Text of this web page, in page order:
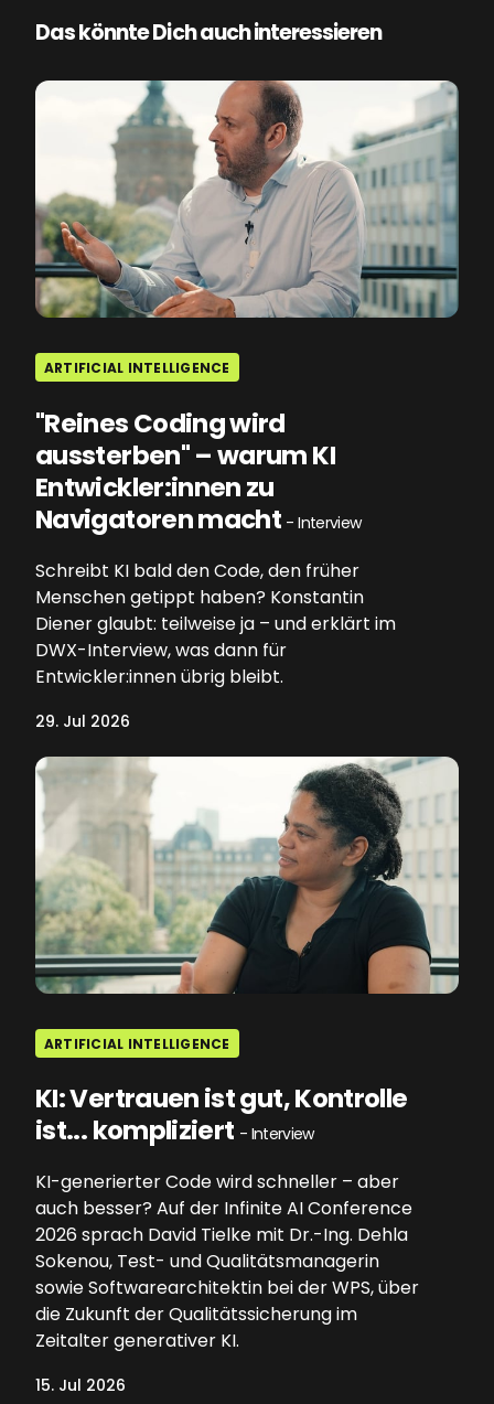
Das könnte Dich auch interessieren
ARTIFICIAL INTELLIGENCE
"Reines Coding wird
aussterben" – warum KI
Entwickler:innen zu
Navigatoren macht - Interview
Schreibt KI bald den Code, den früher
Menschen getippt haben? Konstantin
Diener glaubt: teilweise ja – und erklärt im
DWX-Interview, was dann für
Entwickler:innen übrig bleibt.
29. Jul 2026
ARTIFICIAL INTELLIGENCE
KI: Vertrauen ist gut, Kontrolle
ist... kompliziert - Interview
KI-generierter Code wird schneller – aber
auch besser? Auf der Infinite AI Conference
2026 sprach David Tielke mit Dr.-Ing. Dehla
Sokenou, Test- und Qualitätsmanagerin
sowie Softwarearchitektin bei der WPS, über
die Zukunft der Qualitätssicherung im
Zeitalter generativer KI.
15. Jul 2026